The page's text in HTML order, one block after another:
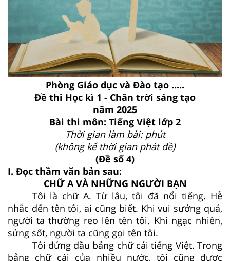
Phòng Giáo dục và Đào tạo .....
Đề thi Học kì 1 - Chân trời sáng tạo
năm 2025
Bài thi môn: Tiếng Việt lớp 2
Thời gian làm bài: phút
(không kể thời gian phát đề)
(Đề số 4)
I. Đọc thầm văn bản sau:
CHỮ A VÀ NHỮNG NGƯỜI BẠN
Tôi là chữ A. Từ lâu, tôi đã nổi tiếng. Hễ
nhắc đến tên tôi, ai cũng biết. Khi vui sướng quá,
người ta thường reo lên tên tôi. Khi ngạc nhiên,
sửng sốt, người ta cũng gọi tên tôi.
Tôi đứng đầu bảng chữ cái tiếng Việt. Trong
bảng chữ cái của nhiều nước, tôi cũng được